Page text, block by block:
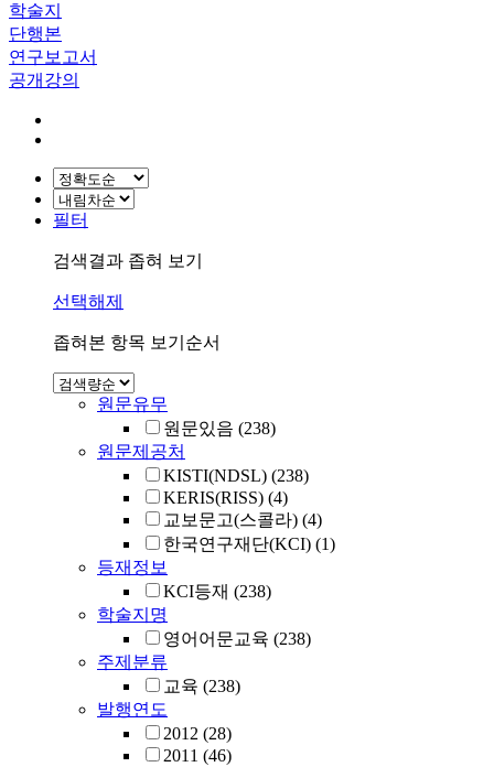
학술지
단행본
연구보고서
공개강의
필터
검색결과 좁혀 보기
선택해제
좁혀본 항목 보기순서
원문유무
원문있음 (238)
원문제공처
KISTI(NDSL) (238)
KERIS(RISS) (4)
교보문고(스콜라) (4)
한국연구재단(KCI) (1)
등재정보
KCI등재 (238)
학술지명
영어어문교육 (238)
주제분류
교육 (238)
발행연도
2012 (28)
2011 (46)